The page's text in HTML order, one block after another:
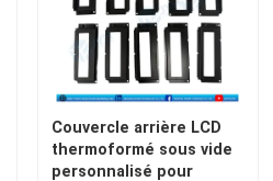
Couvercle arrière LCD
thermoformé sous vide
personnalisé pour